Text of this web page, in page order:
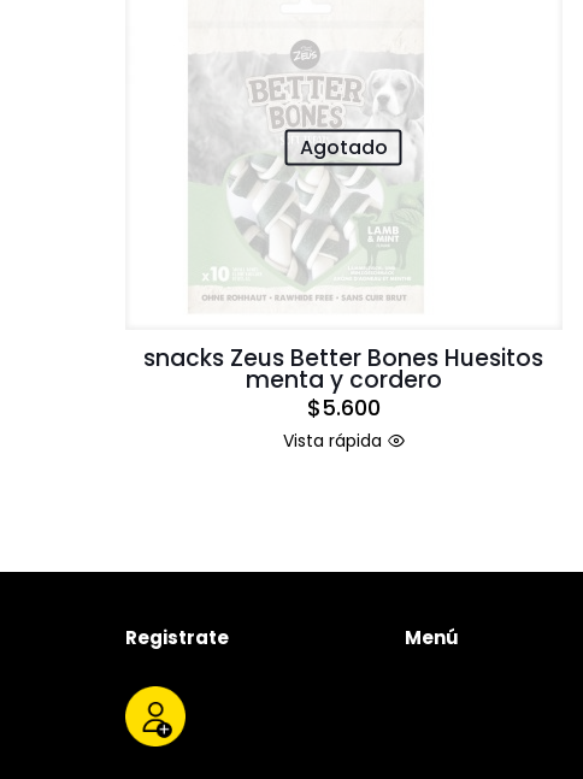
Agotado
snacks Zeus Better Bones Huesitos
menta y cordero
$5.600
Vista rápida
Registrate Menú